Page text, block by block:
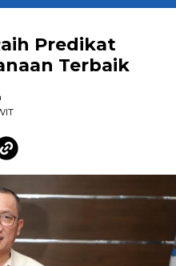
Predikat
Terbaik